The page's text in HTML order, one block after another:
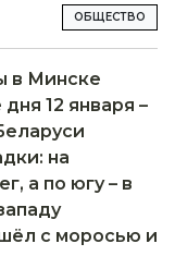
ОБЩЕСТВО
в Минске
12 января –
на
а по югу – в
с моросью и